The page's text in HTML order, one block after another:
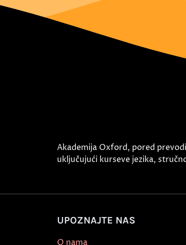
Akademija Oxford, pored
uključujući kurseve jezika,
UPOZNAJTE NAS
O nama